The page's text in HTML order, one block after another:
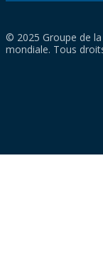
© 2025 Groupe de
mondiale. Tous